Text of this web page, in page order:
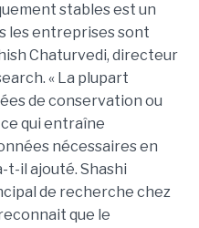
stables est un
les entreprises sont
Chaturvedi, directeur
« La plupart
de conservation ou
qui entraîne
nécessaires en
t-il ajouté. Shashi
de recherche chez
que le